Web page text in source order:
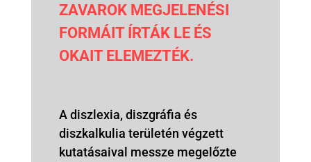
ZAVAROK MEGJELENÉSI
FORMÁIT ÍRTÁK LE ÉS
OKAIT ELEMEZTÉK.
A diszlexia, diszgráfia és
diszkalkulia területén végzett
kutatásaival messze megelőzte